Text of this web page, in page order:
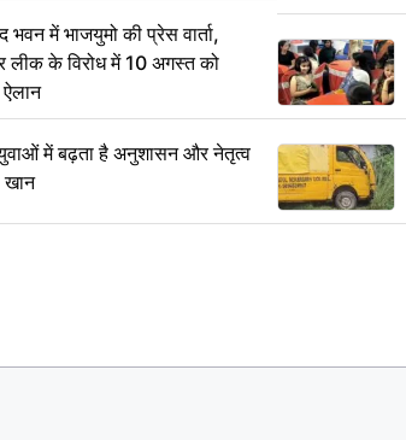
भवन में भाजयुमो की प्रेस वार्ता,
के विरोध में 10 अगस्त को
ऐलान
में बढ़ता है अनुशासन और नेतृत्व
खान